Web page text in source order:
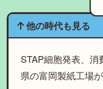
他の時代も見る
STAP細胞発表、
県の富岡製紙工場